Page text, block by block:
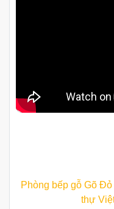
Phòng bếp gỗ Gõ
thự